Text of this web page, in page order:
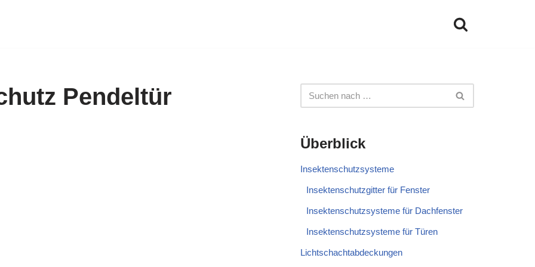
Pendeltür
Überblick
Insektenschutzsysteme
Insektenschutzgitter für Fenster
Insektenschutzsysteme für Dachfenster
Insektenschutzsysteme für Türen
Lichtschachtabdeckungen